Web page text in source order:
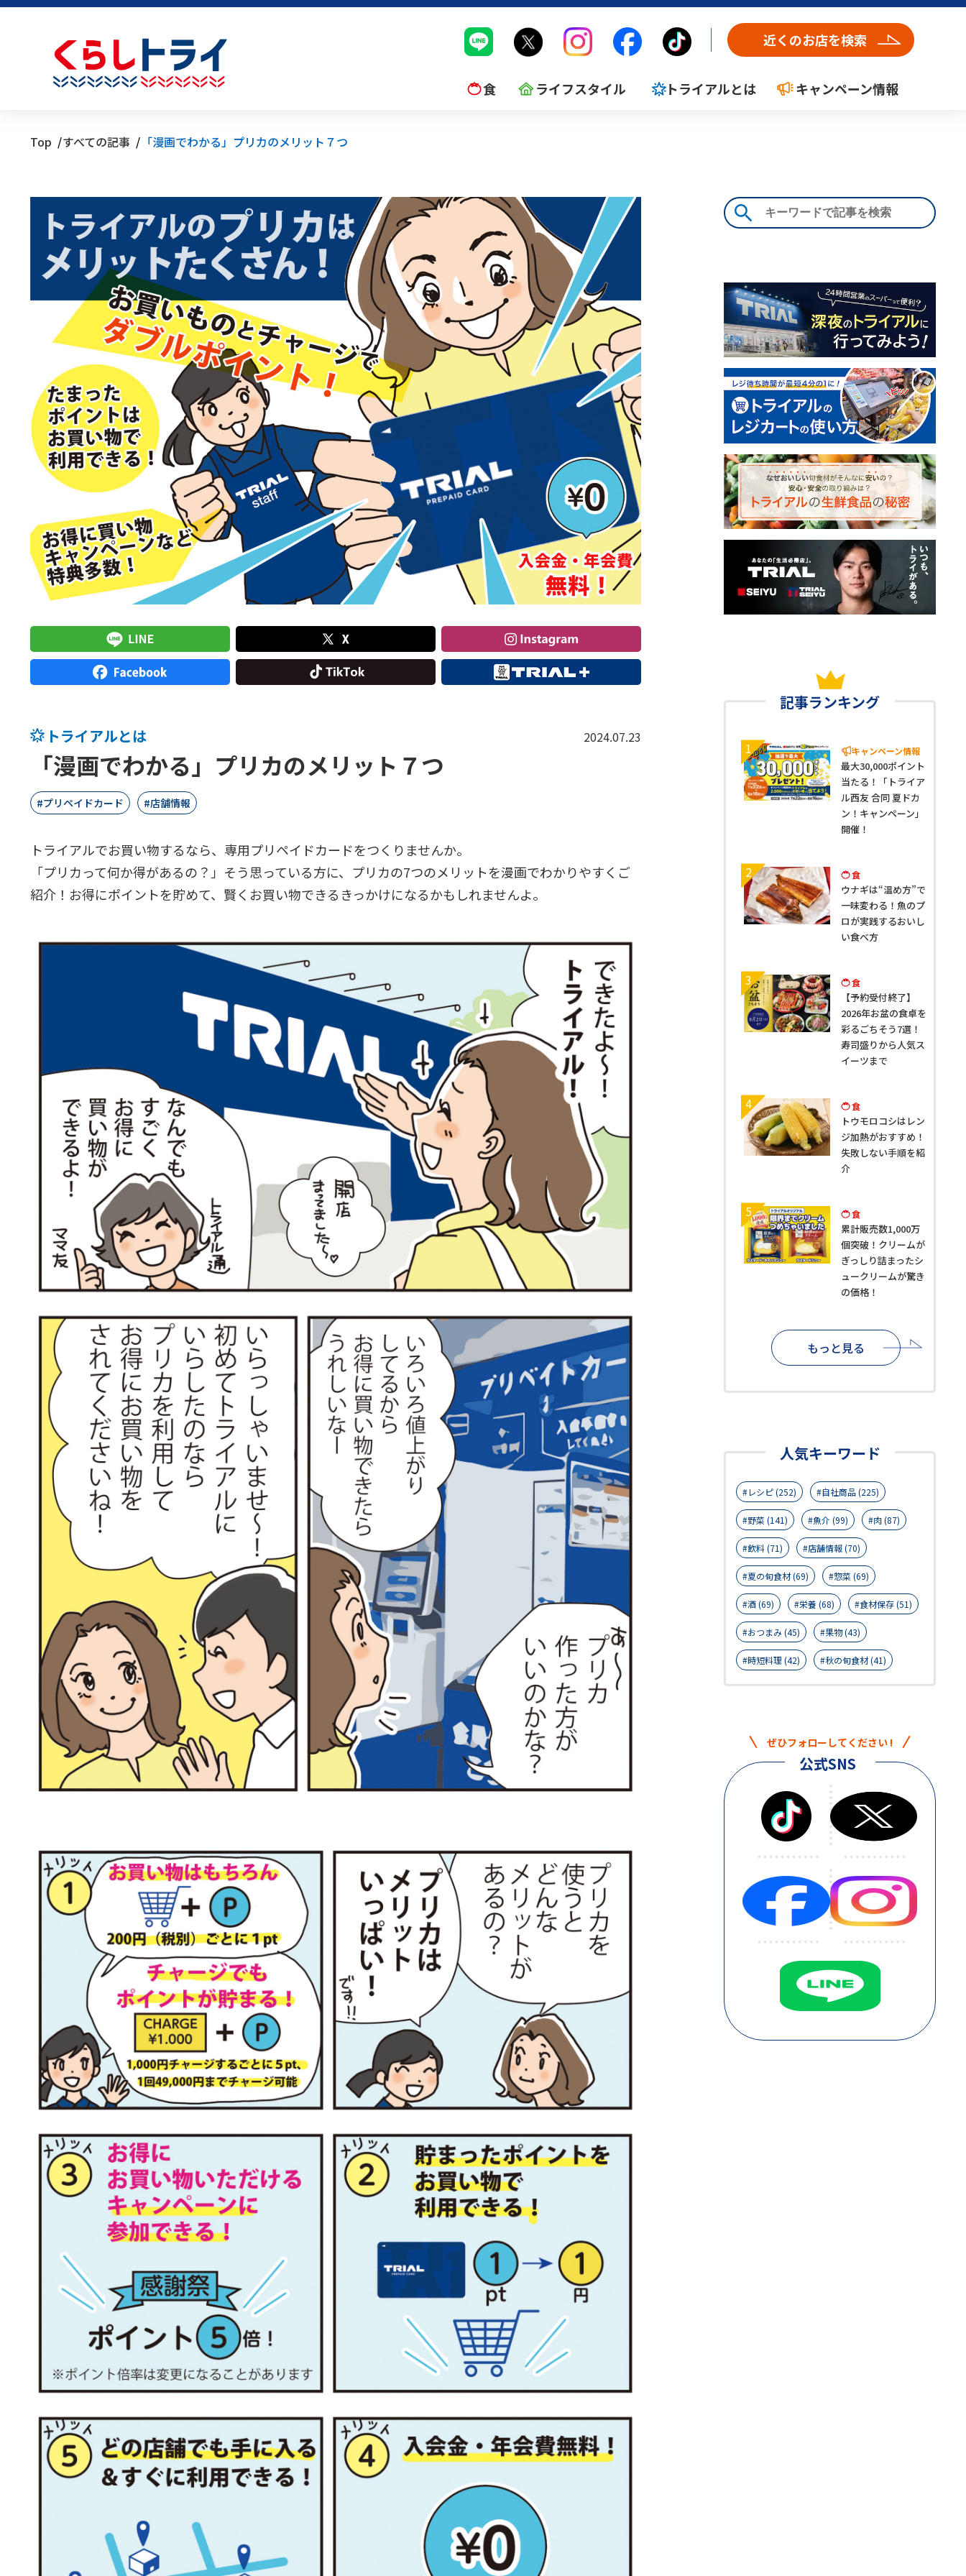
近くのお店を検索
食 ライフスタイル トライアルとは キャンペーン情報
Top すべての記事 「漫画でわかる」プリカのメリット７つ
トライアルとは 2024.07.23
「漫画でわかる」プリカのメリット７つ
プリペイドカード 店舗情報
トライアルでお買い物するなら、専用プリペイドカードをつくりませんか。
「プリカって何か得があるの？」そう思っている方に、プリカの7つのメリットを漫画でわかりやすくご
紹介！お得にポイントを貯めて、賢くお買い物できるきっかけになるかもしれませんよ。
記事ランキング
1 キャンペーン情報
最大30,000ポイント
当たる！「トライア
ル西友 合同 夏ドカ
ン！キャンペーン」
開催！
2 食
ウナギは“温め方”で
一味変わる！魚のプ
ロが実践するおいし
い食べ方
3 食
【予約受付終了】
2026年お盆の食卓を
彩るごちそう7選！
寿司盛りから人気ス
イーツまで
4 食
トウモロコシはレン
ジ加熱がおすすめ！
失敗しない手順を紹
介
5 食
累計販売数1,000万
個突破！クリームが
ぎっしり詰まったシ
ュークリームが驚き
の価格！
もっと見る
人気キーワード
レシピ (252) 自社商品 (225)
野菜 (141) 魚介 (99) 肉 (87)
飲料 (71) 店舗情報 (70)
夏の旬食材 (69) 惣菜 (69)
酒 (69) 栄養 (68) 食材保存 (51)
おつまみ (45) 果物 (43)
時短料理 (42) 秋の旬食材 (41)
ぜひフォローしてください !
公式SNS